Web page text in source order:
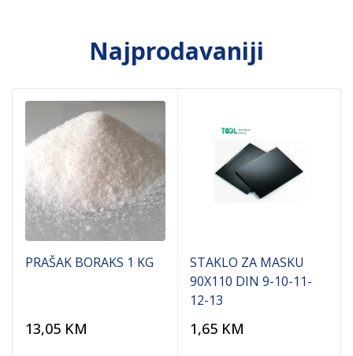
Najprodavaniji
PRAŠAK BORAKS 1 KG
13,05 KM
STAKLO ZA MASKU
90X110 DIN 9-10-11-
12-13
1,65 KM